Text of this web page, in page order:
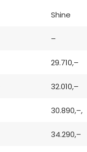
Shine
–
29.710,–
32.010,–
30.890,–,
34.290,–